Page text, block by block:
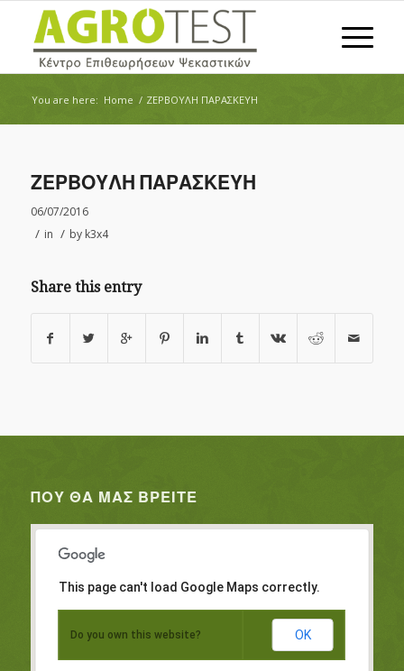
You are here: Home / ΖΕΡΒΟΥΛΗ ΠΑΡΑΣΚΕΥΗ
ΖΕΡΒΟΥΛΗ ΠΑΡΑΣΚΕΥΗ
06/07/2016
/ in / by k3x4
Share this entry
ΠΟΥ ΘΑ ΜΑΣ ΒΡΕΊΤΕ
This page can't load Google Maps correctly.
Do you own this website? OK